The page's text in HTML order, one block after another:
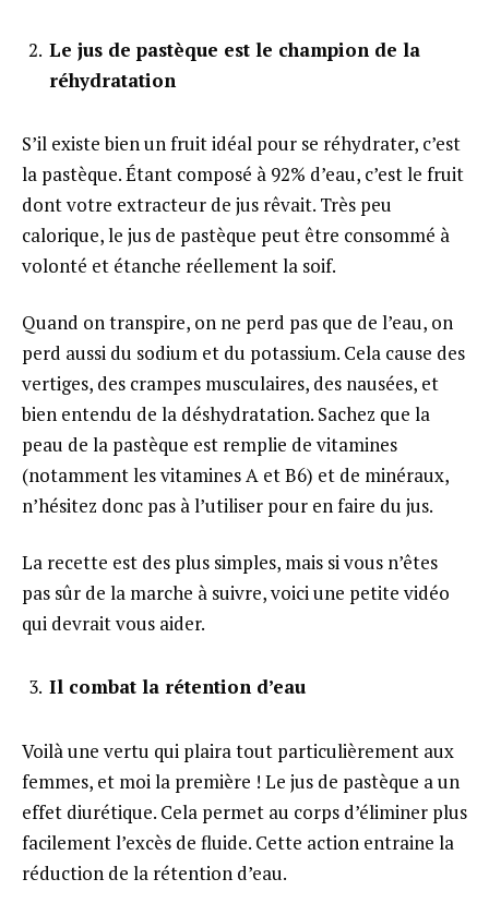
Le jus de pastèque est le champion de la
réhydratation
S’il existe bien un fruit idéal pour se réhydrater, c’est
la pastèque. Étant composé à 92% d’eau, c’est le fruit
dont votre extracteur de jus rêvait. Très peu
calorique, le jus de pastèque peut être consommé à
volonté et étanche réellement la soif.
Quand on transpire, on ne perd pas que de l’eau, on
perd aussi du sodium et du potassium. Cela cause des
vertiges, des crampes musculaires, des nausées, et
bien entendu de la déshydratation. Sachez que la
peau de la pastèque est remplie de vitamines
(notamment les vitamines A et B6) et de minéraux,
n’hésitez donc pas à l’utiliser pour en faire du jus.
La recette est des plus simples, mais si vous n’êtes
pas sûr de la marche à suivre, voici une petite vidéo
qui devrait vous aider.
Il combat la rétention d’eau
Voilà une vertu qui plaira tout particulièrement aux
femmes, et moi la première ! Le jus de pastèque a un
effet diurétique. Cela permet au corps d’éliminer plus
facilement l’excès de fluide. Cette action entraine la
réduction de la rétention d’eau.